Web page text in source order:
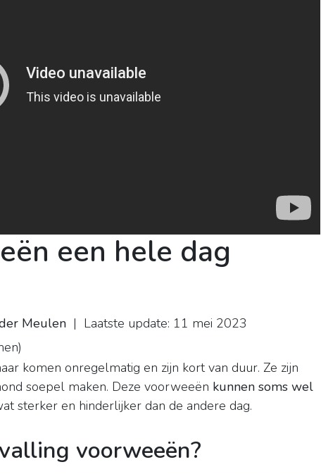
een hele dag
Meulen | Laatste update: 11 mei 2023
)
komen onregelmatig en zijn kort van duur. Ze zijn
soepel maken. Deze voorweeën kunnen soms wel
sterker en hinderlijker dan de andere dag.
voorweeën?